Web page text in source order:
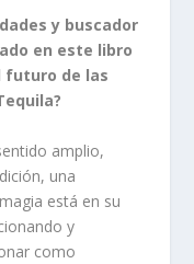
y buscador
en este libro
futuro de las
amplio,
una
está en su
y
como